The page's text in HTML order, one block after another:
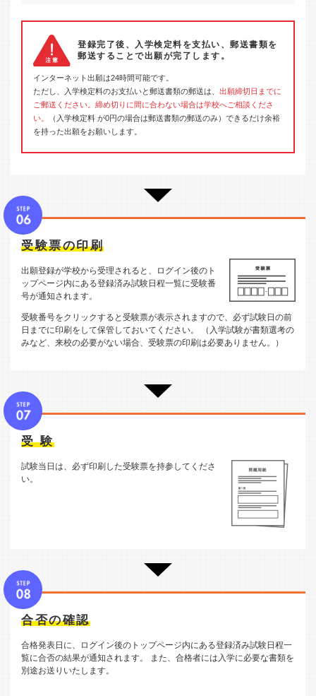
登録完了後、入学検定料を支払い、郵送書類を
郵送することで出願が完了します。
インターネット出願は24時間可能です。
ただし、入学検定料のお支払いと郵送書類の郵送は、 出願締切日までに
ご郵送ください。締め切りに間に合わない場合は学校へご相談くださ
い。
（入学検定料 が0円の場合は郵送書類の郵送のみ）できるだけ余裕
を持った出願をお願いします。
受験票の印刷
出願登録が学校から受理されると、ログイン後のト
ップページ内にある登録済み試験日程一覧に受験番
号が通知されます。
受験番号をクリックすると受験票が表示されますので、必ず試験日の前
日までに印刷をして保管しておいてください。 （入学試験が書類選考の
みなど、来校の必要がない場合、受験票の印刷は必要ありません。）
受 験
試験当日は、必ず印刷した受験票を持参してくださ
い。
合否の確認
合格発表日に、ログイン後のトップページ内にある登録済み試験日程一
覧に合否の結果が通知されます。
また、合格者には入学に必要な書類を
別途お送りいたします。